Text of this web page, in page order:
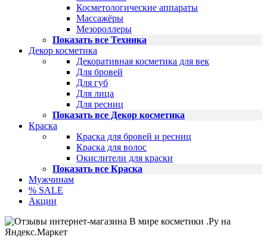
Косметологические аппараты
Массажёры
Мезороллеры
Показать все Техника
Декор косметика
Декоративная косметика для век
Для бровей
Для губ
Для лица
Для ресниц
Показать все Декор косметика
Краска
Краска для бровей и ресниц
Краска для волос
Окислители для краски
Показать все Краска
Мужчинам
% SALE
Акции